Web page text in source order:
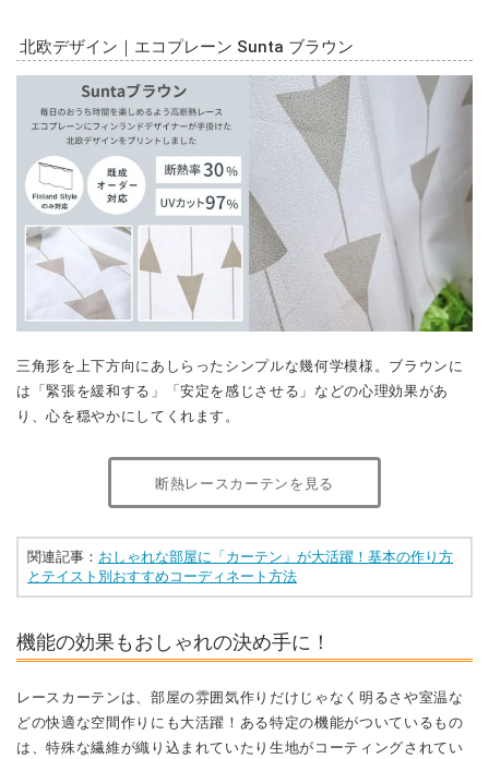
北欧デザイン｜エコプレーン Sunta ブラウン
三角形を上下方向にあしらったシンプルな幾何学模様。ブラウンに
は「緊張を緩和する」「安定を感じさせる」などの心理効果があ
り、心を穏やかにしてくれます。
断熱レースカーテンを見る
関連記事： おしゃれな部屋に「カーテン」が大活躍！基本の作り方
とテイスト別おすすめコーディネート方法
機能の効果もおしゃれの決め手に！
レースカーテンは、部屋の雰囲気作りだけじゃなく明るさや室温な
どの快適な空間作りにも大活躍！ある特定の機能がついているもの
は、特殊な繊維が織り込まれていたり生地がコーティングされてい